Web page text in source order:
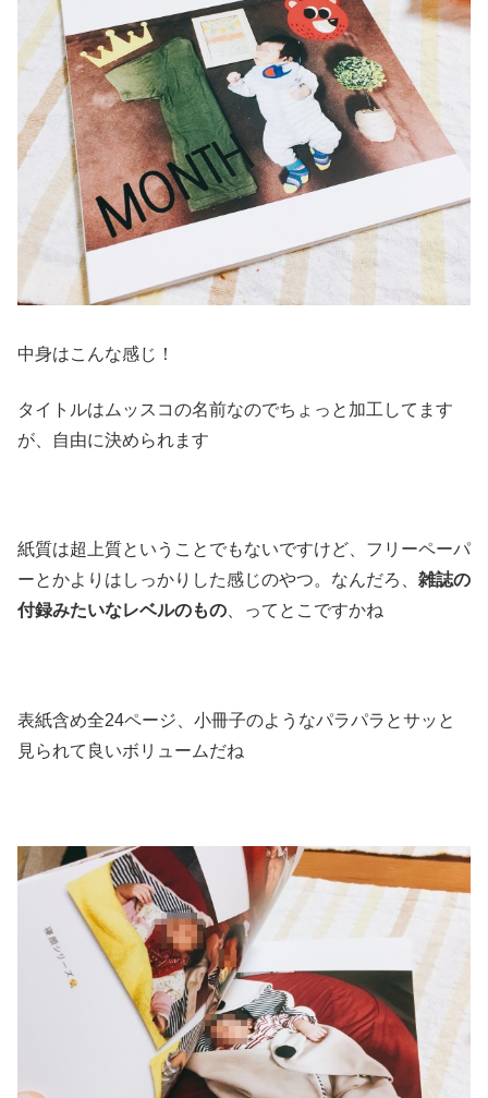
中身はこんな感じ！
タイトルはムッスコの名前なのでちょっと加工してます
が、自由に決められます
紙質は超上質ということでもないですけど、フリーペーパ
ーとかよりはしっかりした感じのやつ。なんだろ、 雑誌の
付録みたいなレベルのもの、ってとこですかね
表紙含め全24ページ、小冊子のようなパラパラとサッと
見られて良いボリュームだね